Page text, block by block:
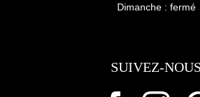
SUIVEZ-NOUS
Dimanche : fermé